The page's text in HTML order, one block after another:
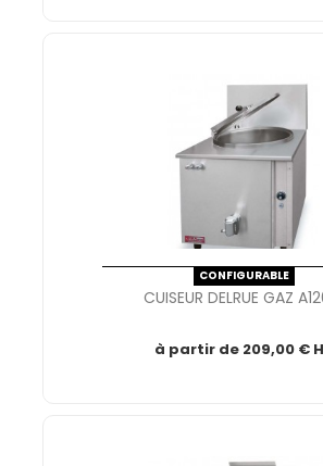
CONFIGURABLE
CUISEUR DELRUE GAZ
à partir de 209,00 €